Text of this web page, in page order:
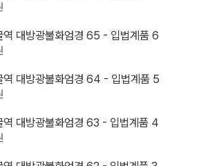
역 대방광불화엄경 65 - 입법계품 6
역 대방광불화엄경 64 - 입법계품 5
역 대방광불화엄경 63 - 입법계품 4